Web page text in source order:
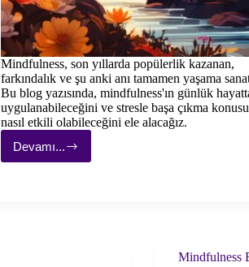
Mindfulness, son yıllarda popülerlik kazanan,
farkındalık ve şu anki anı tamamen yaşama
Bu blog yazısında, mindfulness'ın günlük
uygulanabileceğini ve stresle başa çıkma
nasıl etkili olabileceğini ele alacağız.
Devamı...
Günlük
Hayatınızda
Mindfulness